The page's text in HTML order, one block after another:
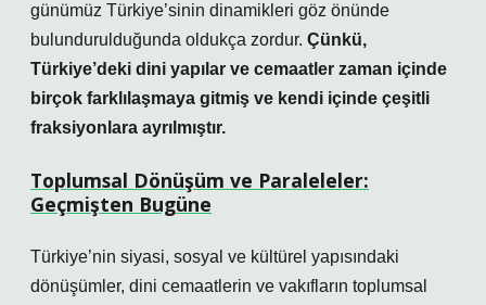
günümüz Türkiye’sinin dinamikleri göz önünde
bulundurulduğunda oldukça zordur. Çünkü,
Türkiye’deki dini yapılar ve cemaatler zaman içinde
birçok farklılaşmaya gitmiş ve kendi içinde çeşitli
fraksiyonlara ayrılmıştır.
Toplumsal Dönüşüm ve Paraleleler:
Geçmişten Bugüne
Türkiye’nin siyasi, sosyal ve kültürel yapısındaki
dönüşümler, dini cemaatlerin ve vakıfların toplumsal